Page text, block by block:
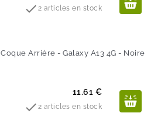
 2 articles en stock
Coque Arrière - Galaxy A13 4G - Noire
Prix
11.61 €
 2 articles en stock